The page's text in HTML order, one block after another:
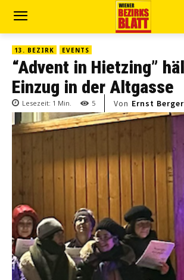
13. BEZIRK EVENTS
“Advent in Hietzing”
Einzug in der Altgasse
Lesezeit: 1 Min. 5 Von Ernst Berger